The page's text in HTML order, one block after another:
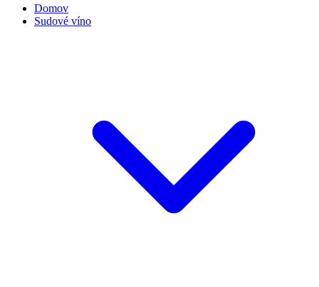
Domov
Sudové víno